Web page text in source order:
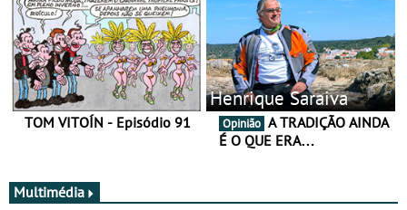
TOM VITOÍN - Episódio 91
Henrique Saraiva
Opinião
É O QUE ERA…
Multimédia